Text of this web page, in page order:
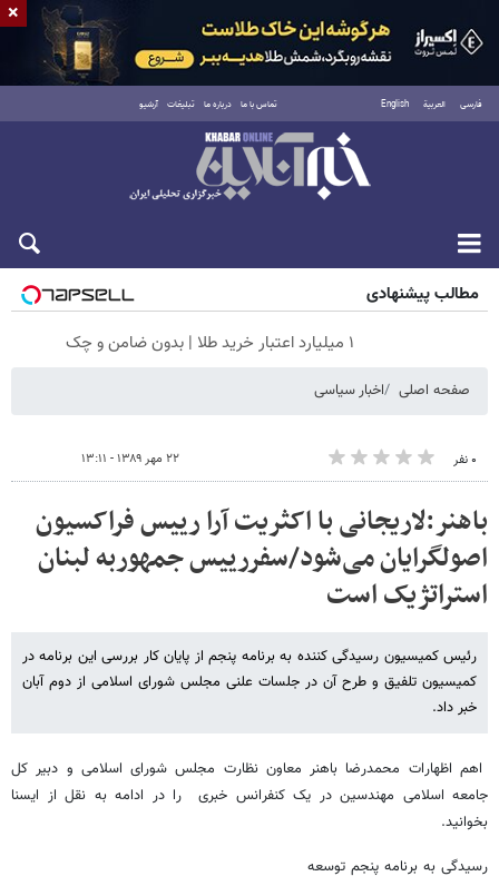
فارسی العربية English تماس با ما درباره ما تبلیغات آرشیو
پنجشنبه ۱۵ مرداد ۱۴۰۵
مطالب پیشنهادی
۱ میلیارد اعتبار خرید طلا | بدون ضامن و چک
صفحه اصلی اخبار سیاسی
۰ نفر ۲۲ مهر ۱۳۸۹ - ۱۳:۱۱
باهنر:لاریجانی با اکثریت آرا رییس فراکسیون
اصولگرایان می‌شود/سفررییس جمهوربه لبنان
استراتژیک است
رئیس کمیسیون رسیدگی کننده به برنامه پنجم از پایان کار بررسی این برنامه در
کمیسیون تلفیق و طرح آن در جلسات علنی مجلس شورای اسلامی از دوم آبان
خبر داد.
اهم اظهارات محمدرضا باهنر معاون نظارت مجلس شورای اسلامی و دبیر کل
جامعه اسلامی مهندسین در یک کنفرانس خبری را در ادامه به نقل از ایسنا
بخوانید.
رسیدگی به برنامه پنجم توسعه
×